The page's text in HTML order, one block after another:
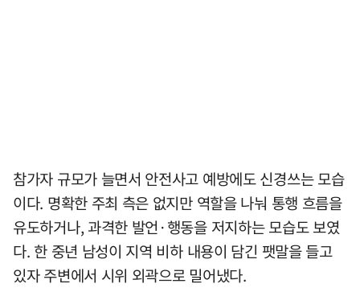
참가자 규모가 늘면서 안전사고 예방에도 신경쓰는 모습
이다. 명확한 주최 측은 없지만 역할을 나눠 통행 흐름을
유도하거나, 과격한 발언·행동을 저지하는 모습도 보였
다. 한 중년 남성이 지역 비하 내용이 담긴 팻말을 들고
있자 주변에서 시위 외곽으로 밀어냈다.